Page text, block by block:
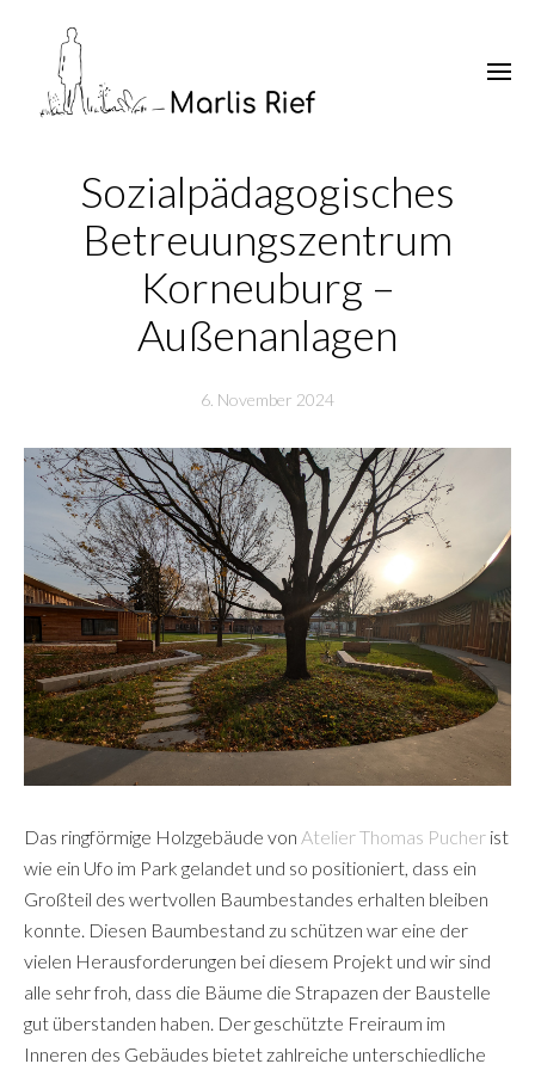
Sozialpädagogisches
Betreuungszentrum
Korneuburg –
Außenanlagen
6. November 2024
Das ringförmige Holzgebäude von Atelier Thomas Pucher ist
wie ein Ufo im Park gelandet und so positioniert, dass ein
Großteil des wertvollen Baumbestandes erhalten bleiben
konnte. Diesen Baumbestand zu schützen war eine der
vielen Herausforderungen bei diesem Projekt und wir sind
alle sehr froh, dass die Bäume die Strapazen der Baustelle
gut überstanden haben. Der geschützte Freiraum im
Inneren des Gebäudes bietet zahlreiche unterschiedliche